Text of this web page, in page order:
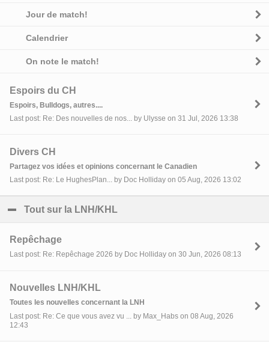
Jour de match!
Calendrier
On note le match!
Espoirs du CH
Espoirs, Bulldogs, autres....
Last post: Re: Des nouvelles de nos... by Ulysse on 31 Jul, 2026 13:38
Divers CH
Partagez vos idées et opinions concernant le Canadien
Last post: Re: Le HughesPlan... by Doc Holliday on 05 Aug, 2026 13:02
Tout sur la LNH/KHL
Repêchage
Last post: Re: Repêchage 2026 by Doc Holliday on 30 Jun, 2026 08:13
Nouvelles LNH/KHL
Toutes les nouvelles concernant la LNH
Last post: Re: Ce que vous avez vu ... by Max_Habs on 08 Aug, 2026
12:43